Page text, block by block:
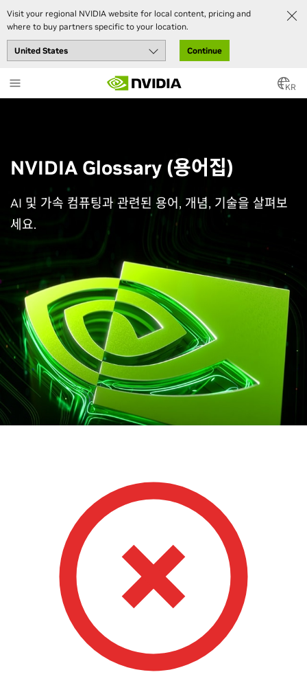
Visit your regional NVIDIA website for local content, pricing and
where to buy partners specific to your location.
Continue
to
main
KR
NVIDIA Glossary (용어집)
AI 및 가속 컴퓨팅과 관련된 용어, 개념, 기술을 살펴보
세요.